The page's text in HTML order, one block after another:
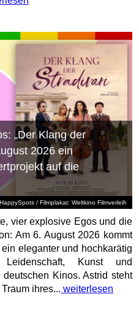
/ Filmplakat: Weltkino Filmverleih
„Der Klang der
2026 ein
auf die
vier explosive Egos und die
Am 6. August 2026 kommt
eleganter und hochkarätig
Kunst und
Kinos. Astrid steht
ihres... weiterlesen